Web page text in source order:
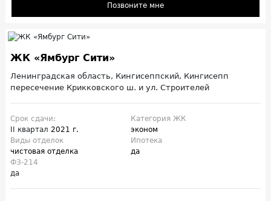
Позвоните мне
ЖК «Ямбург Сити»
Ленинградская область, Кингисеппский, Кингисепп
пересечение Крикковского ш. и ул. Строителей
Срок сдачи:
II квартал 2021 г.
Категория ЖК
эконом
Виды отделок
чистовая отделка
Ипотека
да
ФЗ-214
да